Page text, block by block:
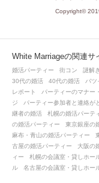
Copyright©
White Marriageの関連サ
婚活パーティー 街コン 謎解
30代の婚活
40代の婚活 バツ
レポート
パーティーのマナー
ジ
パーティー参加者と連絡が
継者の婚活
札幌の婚活パーテ
の婚活パーティー
東京銀座の
麻布・青山の婚活パーティー
古屋の婚活パーティー
大阪の
ィー
札幌の会議室・貸しホー
ル
名古屋の会議室・貸しホー